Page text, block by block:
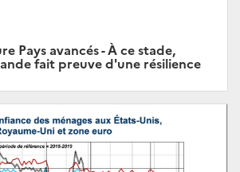
Pays avancés - À ce stade,
fait preuve d'une résilience